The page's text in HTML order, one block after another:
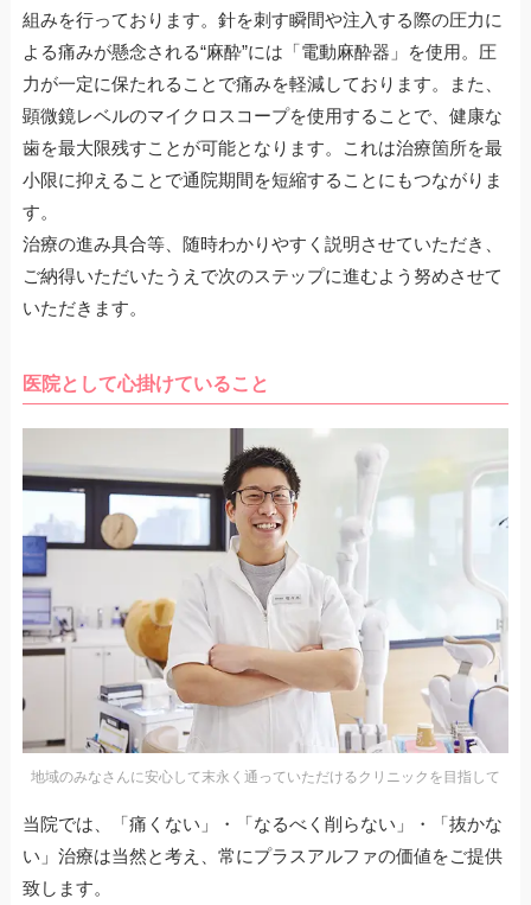
組みを行っております。針を刺す瞬間や注入する際の圧力に
よる痛みが懸念される“麻酔”には「電動麻酔器」を使用。圧
力が一定に保たれることで痛みを軽減しております。また、
顕微鏡レベルのマイクロスコープを使用することで、健康な
歯を最大限残すことが可能となります。これは治療箇所を最
小限に抑えることで通院期間を短縮することにもつながりま
す。
治療の進み具合等、随時わかりやすく説明させていただき、
ご納得いただいたうえで次のステップに進むよう努めさせて
いただきます。
医院として心掛けていること
地域のみなさんに安心して末永く通っていただけるクリニックを目指して
当院では、「痛くない」・「なるべく削らない」・「抜かな
い」治療は当然と考え、常にプラスアルファの価値をご提供
致します。